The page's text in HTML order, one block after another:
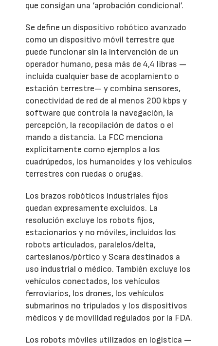
que consigan una ‘aprobación condicional’.
Se define un dispositivo robótico avanzado
como un dispositivo móvil terrestre que
puede funcionar sin la intervención de un
operador humano, pesa más de 4,4 libras —
incluida cualquier base de acoplamiento o
estación terrestre— y combina sensores,
conectividad de red de al menos 200 kbps y
software que controla la navegación, la
percepción, la recopilación de datos o el
mando a distancia. La FCC menciona
explícitamente como ejemplos a los
cuadrúpedos, los humanoides y los vehículos
terrestres con ruedas o orugas.
Los brazos robóticos industriales fijos
quedan expresamente excluidos. La
resolución excluye los robots fijos,
estacionarios y no móviles, incluidos los
robots articulados, paralelos/delta,
cartesianos/pórtico y Scara destinados a
uso industrial o médico. También excluye los
vehículos conectados, los vehículos
ferroviarios, los drones, los vehículos
submarinos no tripulados y los dispositivos
médicos y de movilidad regulados por la FDA.
Los robots móviles utilizados en logística —